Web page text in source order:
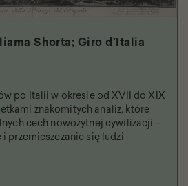
Shorta; Giro d’Italia
po Italii w okresie od XVII do XIX
znakomitych analiz, które
cech nowożytnej cywilizacji –
przemieszczanie się ludzi